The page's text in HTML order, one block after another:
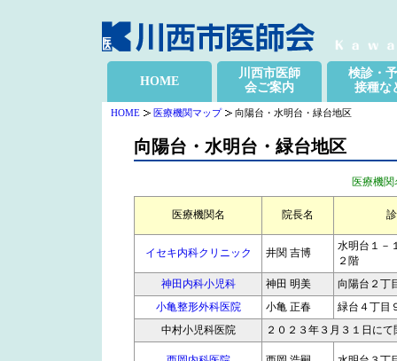
HOME
川西市医師
会ご案内
検診・
接種な
HOME 医療機関マップ 向陽台・水明台・緑台地区
向陽台・水明台・緑台地区
医療機
医療機関名 院長名
イセキ内科クリニック 井関 吉博
水明台１－
２階
神田内科小児科
神田 明美
向陽台２丁
小亀整形外科医院
小亀 正春
緑台４丁目
中村小児科医院
２０２３年３月３１日に